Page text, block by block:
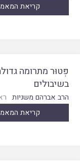
קריאת
פְּטוּר מתרומה
בשיבולים
הרב אברהם משניות
קריאת